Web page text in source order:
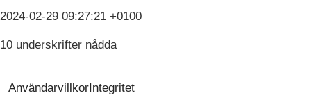
2024-02-29 09:27:21 +0100
10 underskrifter nådda
Användarvillkor Integritet